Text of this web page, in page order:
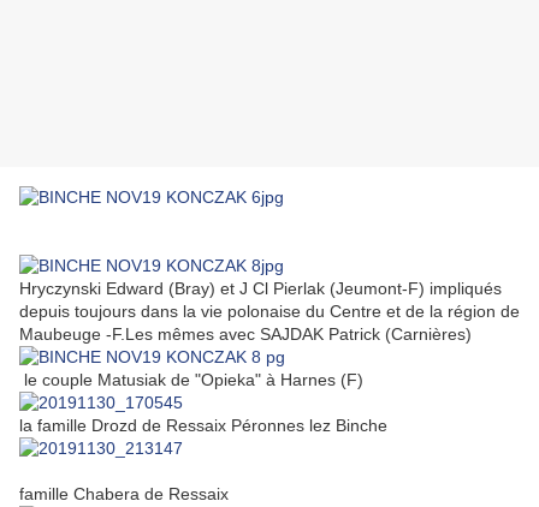
Hryczynski Edward (Bray) et J Cl Pierlak (Jeumont-F) impliqués
depuis toujours dans la vie polonaise du Centre et de la région de
Maubeuge -F.Les mêmes avec SAJDAK Patrick (Carnières)
le couple Matusiak de "Opieka" à Harnes (F)
la famille Drozd de Ressaix Péronnes lez Binche
famille Chabera de Ressaix